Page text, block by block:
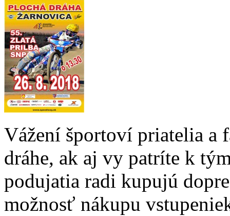
Vážení športoví priatelia a
dráhe, ak aj vy patríte k
podujatia radi kupujú
možnosť nákupu